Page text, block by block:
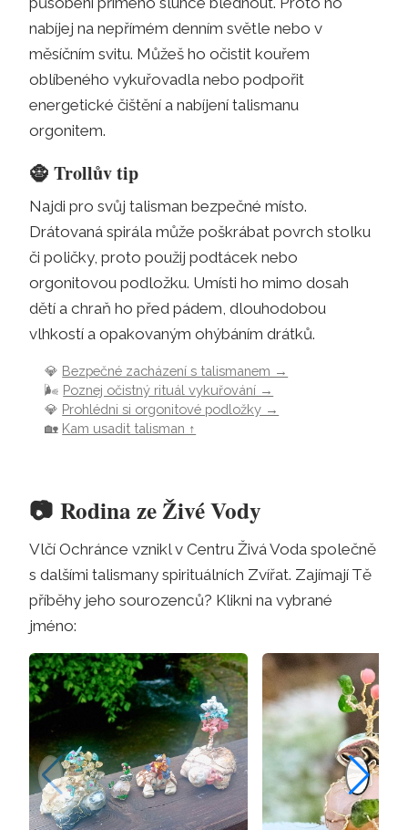
nabíjej na nepřímém denním světle nebo v
měsíčním svitu. Můžeš ho očistit kouřem
oblíbeného vykuřovadla nebo podpořit
energetické čištění a nabíjení talismanu
orgonitem.
🧌Trollův tip
Najdi pro svůj talisman bezpečné místo.
Drátovaná spirála může poškrábat povrch stolku
či poličky, proto použij podtácek nebo
orgonitovou podložku. Umísti ho mimo dosah
dětí a chraň ho před pádem, dlouhodobou
vlhkostí a opakovaným ohýbáním drátků.
💎 Bezpečné zacházení s talismanem →
🌬️ Poznej očistný rituál vykuřování →
💎 Prohlédni si orgonitové podložky →
🏡 Kam usadit talisman ↑
📷Rodina ze Živé Vody
Vlčí Ochránce vznikl v Centru Živá Voda společně
s dalšími talismany spirituálních Zvířat. Zajímají Tě
příběhy jeho sourozenců? Klikni na vybrané
jméno: